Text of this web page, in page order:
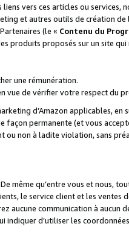
vers ces articles ou services,
et autres outils de création
(le « Contenu du
proposés sur un site qui
une rémunération.
vue de vérifier votre respect du
d’Amazon applicables,
permanente (et vous
non à ladite violation, sans
même qu’entre vous et nous,
le service client et les ventes
communication à aucun
indiquer d’utiliser les